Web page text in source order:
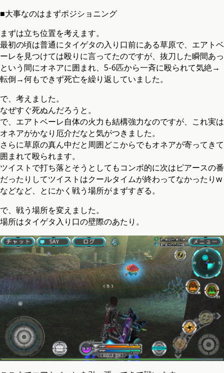
■大事なのはまずポジショニング
まずは立ち位置を考えます。
最初の頃は普通にタイゲタの入り口前にある草原で、エアトベ
ーレを見つけては殴りに言ってたのですが、抜刀した瞬間あっ
という間にオネアに囲まれ、5-6匹から一斉に殴られて気絶→
転倒→何もできず死亡を繰り返していました。
で、考えました。
なぜすぐ死ぬんだろうと。
で、エアトベーレ自体の火力も結構強力なのですが、これ実は
オネアがかなり厄介だなと気がつきました。
さらに草原の真ん中だと周囲どこからでもオネアが寄ってきて
囲まれて殴られます。
ツイストで打ち落とそうとしてもコンボ的に次はピアースの番
だったりしてツイストはクールタイムが終わってなかったりw
などなど、とにかく戦う場所がまずすぎる。
で、戦う場所を変えました。
場所はタイゲタ入り口の壁際のあたり。